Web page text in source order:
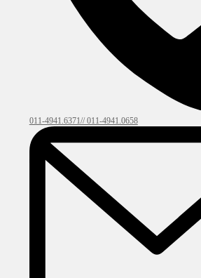
011-4941.6371// 011-4941.0658